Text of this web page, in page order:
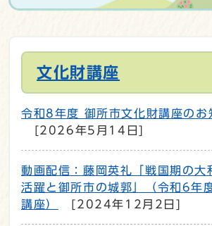
文化財講座
令和8年度 御所市文化財講座のお
[2026年5月14日]
動画配信：藤岡英礼「戦国期の大
活躍と御所市の城郭」（令和6年
講座）
[2024年12月2日]